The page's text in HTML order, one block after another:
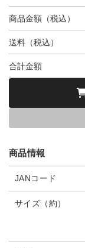
商品金額（税込）
送料（税込）
合計金額
商品情報
JANコード
サイズ（約）